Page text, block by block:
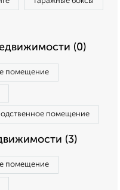
(0)
помещение
помещение
(3)
помещение